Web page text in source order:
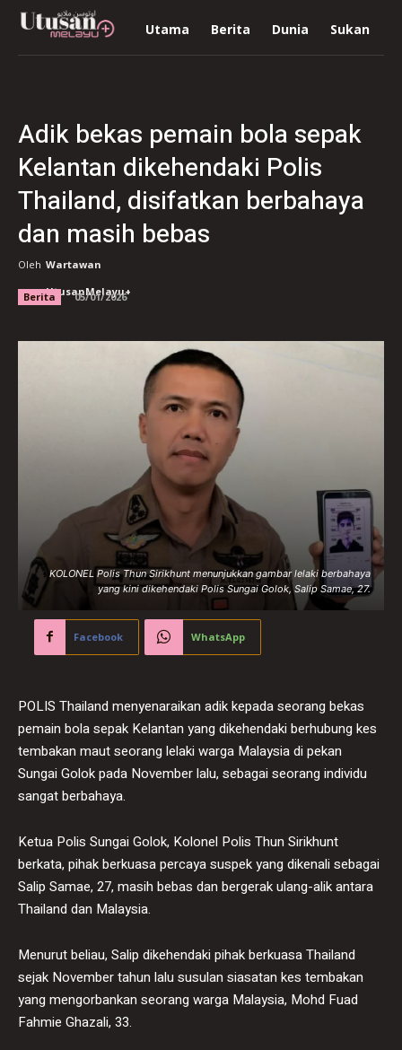
Utama Berita Dunia Sukan
Adik bekas pemain bola sepak
Kelantan dikehendaki Polis
Thailand, disifatkan berbahaya
dan masih bebas
Oleh Wartawan
UtusanMelayu+
Berita 05/01/2026
KOLONEL Polis Thun Sirikhunt menunjukkan gambar lelaki berbahaya
yang kini dikehendaki Polis Sungai Golok, Salip Samae, 27.
Facebook WhatsApp
POLIS Thailand menyenaraikan adik kepada seorang bekas
pemain bola sepak Kelantan yang dikehendaki berhubung kes
tembakan maut seorang lelaki warga Malaysia di pekan
Sungai Golok pada November lalu, sebagai seorang individu
sangat berbahaya.
Ketua Polis Sungai Golok, Kolonel Polis Thun Sirikhunt
berkata, pihak berkuasa percaya suspek yang dikenali sebagai
Salip Samae, 27, masih bebas dan bergerak ulang-alik antara
Thailand dan Malaysia.
Menurut beliau, Salip dikehendaki pihak berkuasa Thailand
sejak November tahun lalu susulan siasatan kes tembakan
yang mengorbankan seorang warga Malaysia, Mohd Fuad
Fahmie Ghazali, 33.